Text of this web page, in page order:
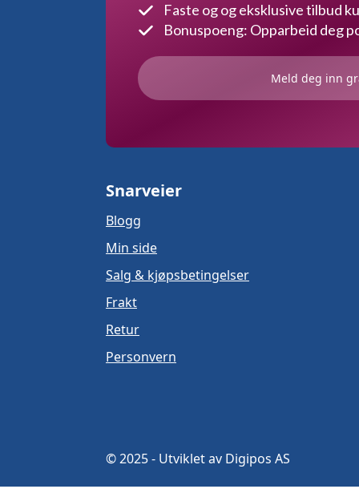
Faste og og eksklusive tilbud
Bonuspoeng: Opparbeid deg
Meld deg inn
Snarveier
Blogg
Min side
Salg & kjøpsbetingelser
Frakt
Retur
Personvern
© 2025 - Utviklet av Digipos AS